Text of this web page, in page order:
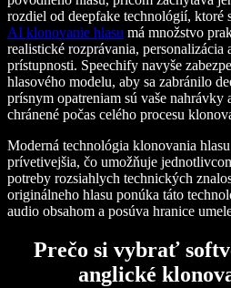
rozdiel od deepfake technológií, ktoré
AI klonovanie hlasu má množstvo
realistické rozprávania,
prístupnosti. Speechify navyše
hlasového modelu, aby sa zabránilo
prísnym opatreniam sú vaše nahrávky
chránené počas celého procesu
Moderná technológia klonovania
prívetivejšia, čo umožňuje
potreby rozsiahlych technických
originálneho hlasu ponúka táto
audio obsahom a posúva hranice
Prečo si vybrať
anglické